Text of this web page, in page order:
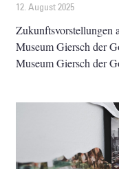
12. August 2025
Zukunftsvorstellungen
Museum Giersch der
Museum Giersch der